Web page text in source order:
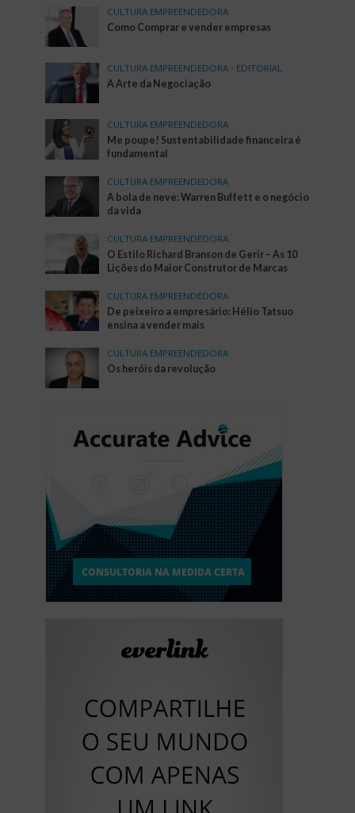
CULTURA EMPREENDEDORA
Como Comprar e vender empresas
CULTURA EMPREENDEDORA • EDITORIAL
A Arte da Negociação
CULTURA EMPREENDEDORA
Me poupe! Sustentabilidade financeira é
fundamental
CULTURA EMPREENDEDORA
A bola de neve: Warren Buffett e o negócio
da vida
CULTURA EMPREENDEDORA
O Estilo Richard Branson de Gerir – As 10
Lições do Maior Construtor de Marcas
CULTURA EMPREENDEDORA
De peixeiro a empresário: Hélio Tatsuo
ensina a vender mais
CULTURA EMPREENDEDORA
Os heróis da revolução